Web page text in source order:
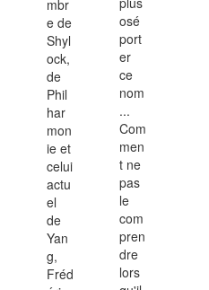
mbr
e de
Shyl
ock,
de
Phil
har
mon
ie et
celui
actu
el
de
Yan
g,
Fréd
osé
port
er
ce
nom
...
Com
men
t ne
pas
le
com
pren
dre
lors